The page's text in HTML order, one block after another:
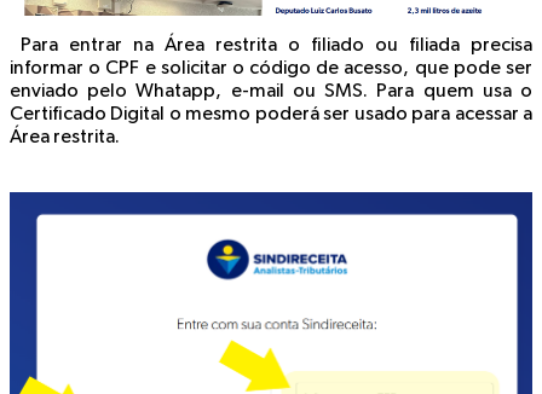
Para entrar na Área restrita o filiado ou filiada precisa
informar o CPF e solicitar o código de acesso, que pode ser
enviado pelo Whatapp, e-mail ou SMS. Para quem usa o
Certificado Digital o mesmo poderá ser usado para acessar a
Área restrita.